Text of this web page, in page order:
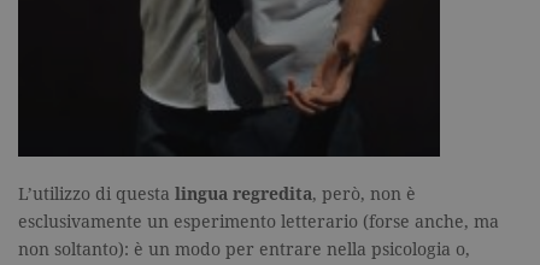
L’utilizzo di questa lingua regredita, però, non è
esclusivamente un esperimento letterario (forse anche, ma
non soltanto): è un modo per entrare nella psicologia o,
_gat
.garzanti.it 1 minuto
cookie è
Google